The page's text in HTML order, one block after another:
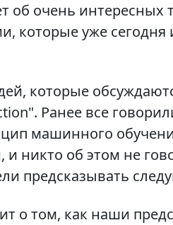
об очень интересных
которые уже сегодня
которые
Ранее все
машинного
никто об этом не
предсказывать
о том, как наши